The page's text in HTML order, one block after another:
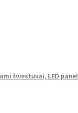
šviestuvai, LED